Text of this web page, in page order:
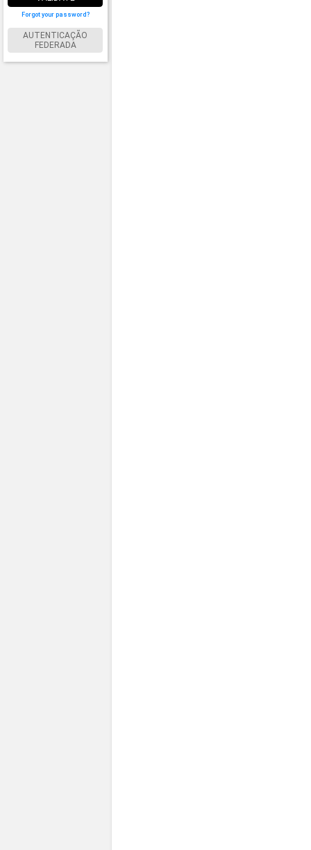
Forgot your password?
AUTENTICAÇÃO
FEDERADA